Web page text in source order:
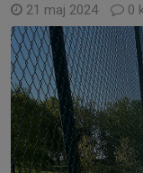
21 maj 2024 0